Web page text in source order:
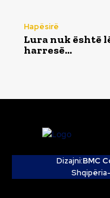
Hapësirë
Lura nuk është
harresë…
Dizajni:BMC